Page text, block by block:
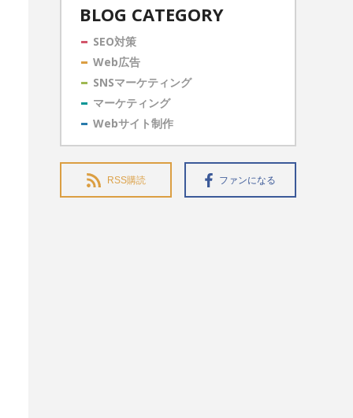
BLOG CATEGORY
SEO対策
Web広告
SNSマーケティング
マーケティング
Webサイト制作
RSS購読 ファンになる